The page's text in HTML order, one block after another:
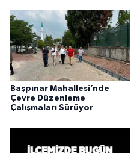
Başpınar Mahallesi’nde
Çevre Düzenleme
Çalışmaları Sürüyor